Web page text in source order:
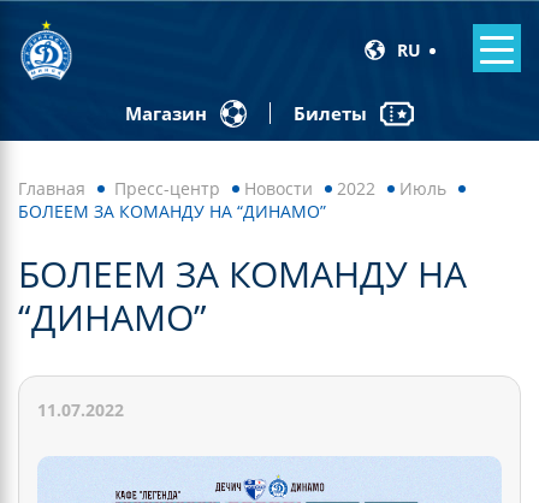
RU
Магазин Билеты
Главная Пресс-центр Новости 2022
Июль
БОЛЕЕМ ЗА КОМАНДУ НА “ДИНАМО”
БОЛЕЕМ ЗА КОМАНДУ НА
“ДИНАМО”
11.07.2022